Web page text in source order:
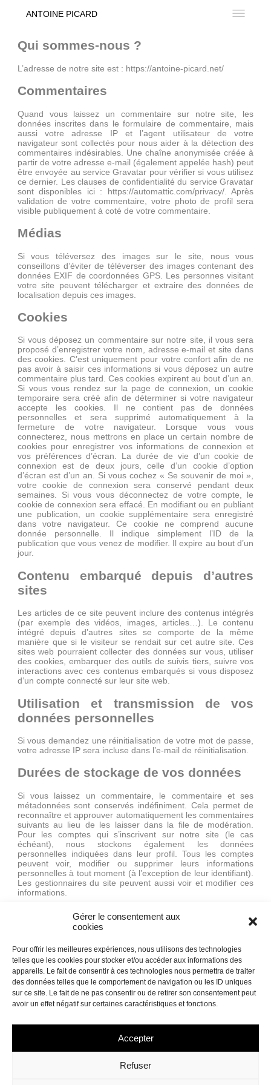
Gérer le consentement aux
cookies
Pour offrir les meilleures expériences, nous utilisons des technologies
telles que les cookies pour stocker et/ou accéder aux informations des
appareils. Le fait de consentir à ces technologies nous permettra de traiter
des données telles que le comportement de navigation ou les ID uniques
sur ce site. Le fait de ne pas consentir ou de retirer son consentement peut
avoir un effet négatif sur certaines caractéristiques et fonctions.
Accepter
Refuser
ANTOINE PICARD
Qui sommes-nous ?
L’adresse de notre site est : https://antoine-picard.net/
Commentaires
Quand vous laissez un commentaire sur notre site, les
données inscrites dans le formulaire de commentaire, mais
aussi votre adresse IP et l’agent utilisateur de votre
navigateur sont collectés pour nous aider à la détection des
commentaires indésirables. Une chaîne anonymisée créée à
partir de votre adresse e-mail (également appelée hash) peut
être envoyée au service Gravatar pour vérifier si vous utilisez
ce dernier. Les clauses de confidentialité du service Gravatar
sont disponibles ici : https://automattic.com/privacy/. Après
validation de votre commentaire, votre photo de profil sera
visible publiquement à coté de votre commentaire.
Médias
Si vous téléversez des images sur le site, nous vous
conseillons d’éviter de téléverser des images contenant des
données EXIF de coordonnées GPS. Les personnes visitant
votre site peuvent télécharger et extraire des données de
localisation depuis ces images.
Cookies
Si vous déposez un commentaire sur notre site, il vous sera
proposé d’enregistrer votre nom, adresse e-mail et site dans
des cookies. C’est uniquement pour votre confort afin de ne
pas avoir à saisir ces informations si vous déposez un autre
commentaire plus tard. Ces cookies expirent au bout d’un an.
Si vous vous rendez sur la page de connexion, un cookie
temporaire sera créé afin de déterminer si votre navigateur
accepte les cookies. Il ne contient pas de données
personnelles et sera supprimé automatiquement à la
fermeture de votre navigateur. Lorsque vous vous
connecterez, nous mettrons en place un certain nombre de
cookies pour enregistrer vos informations de connexion et
vos préférences d’écran. La durée de vie d’un cookie de
connexion est de deux jours, celle d’un cookie d’option
d’écran est d’un an. Si vous cochez « Se souvenir de moi »,
votre cookie de connexion sera conservé pendant deux
semaines. Si vous vous déconnectez de votre compte, le
cookie de connexion sera effacé. En modifiant ou en publiant
une publication, un cookie supplémentaire sera enregistré
dans votre navigateur. Ce cookie ne comprend aucune
donnée personnelle. Il indique simplement l’ID de la
publication que vous venez de modifier. Il expire au bout d’un
jour.
Contenu embarqué depuis d’autres
sites
Les articles de ce site peuvent inclure des contenus intégrés
(par exemple des vidéos, images, articles…). Le contenu
intégré depuis d’autres sites se comporte de la même
manière que si le visiteur se rendait sur cet autre site. Ces
sites web pourraient collecter des données sur vous, utiliser
des cookies, embarquer des outils de suivis tiers, suivre vos
interactions avec ces contenus embarqués si vous disposez
d’un compte connecté sur leur site web.
Utilisation et transmission de vos
données personnelles
Si vous demandez une réinitialisation de votre mot de passe,
votre adresse IP sera incluse dans l’e-mail de réinitialisation.
Durées de stockage de vos données
Si vous laissez un commentaire, le commentaire et ses
métadonnées sont conservés indéfiniment. Cela permet de
reconnaître et approuver automatiquement les commentaires
suivants au lieu de les laisser dans la file de modération.
Pour les comptes qui s’inscrivent sur notre site (le cas
échéant), nous stockons également les données
personnelles indiquées dans leur profil. Tous les comptes
peuvent voir, modifier ou supprimer leurs informations
personnelles à tout moment (à l’exception de leur identifiant).
Les gestionnaires du site peuvent aussi voir et modifier ces
informations.
Les droits que vous avez sur vos
Si vous avez un compte ou si vous avez laissé des
commentaires sur le site, vous pouvez demander à recevoir
un fichier contenant toutes les données personnelles que
nous possédons à votre sujet, incluant celles que vous nous
avez fournies. Vous pouvez également demander la
suppression des données personnelles vous concernant.
Cela ne prend pas en compte les données stockées à des
Transmission de vos données